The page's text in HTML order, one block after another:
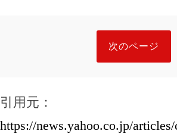
次のページ
引用元：
https://news.yahoo.co.jp/